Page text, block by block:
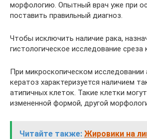
морфологию. Опытный врач уже при
поставить правильный диагноз.
Чтобы исключить наличие рака,
гистологическое исследование среза
При микроскопическом исследовании
кератоз характеризуется наличием
атипичных клеток. Такие клетки
измененной формой, другой
Читайте также: Жировики на